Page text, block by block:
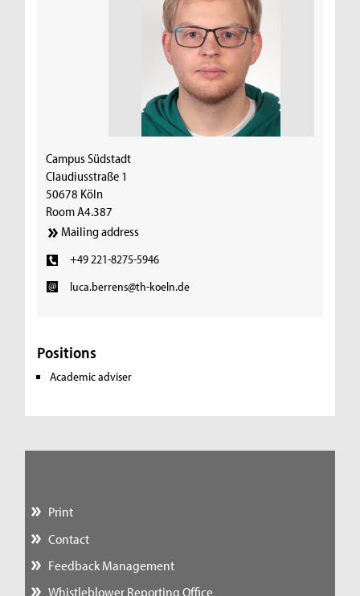
Campus Südstadt
Claudiusstraße 1
50678 Köln
Room A4.387
Mailing address
+49 221-8275-5946
luca.berrens@th-koeln.de
Positions
Academic adviser
Print
Contact
Feedback Management
Whistleblower Reporting Office